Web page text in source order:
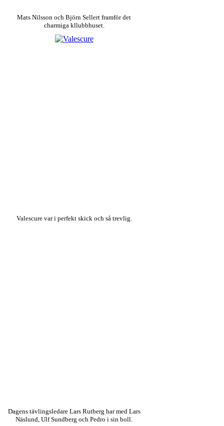
Mats Nilsson och Björn Sellert framför det
charmiga kllubbhuset.
Valescure var i perfekt skick och så trevlig.
Dagens tävlingsledare Lars Rutberg har med Lars
Näslund, Ulf Sundberg och Pedro i sin boll.